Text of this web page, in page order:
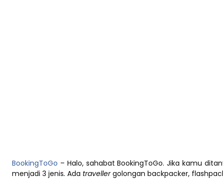
BookingToGo – Halo, sahabat BookingToGo. Jika kamu
menjadi 3 jenis. Ada travellergolongan backpacker,